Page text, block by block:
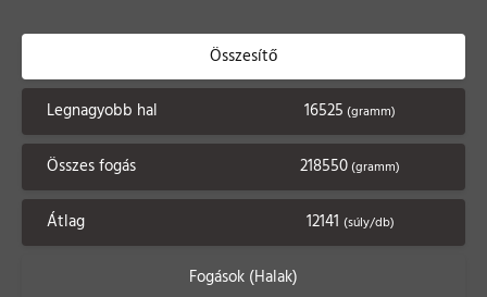
Összesítő
Legnagyobb hal 16525 (gramm)
Összes fogás 218550 (gramm)
Átlag 12141 (súly/db)
Fogások (Halak)